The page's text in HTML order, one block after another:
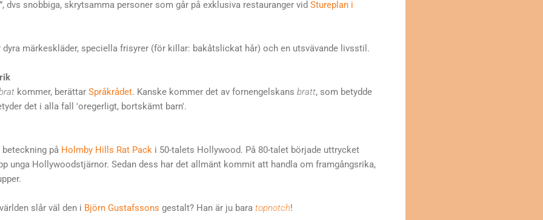
dvs snobbiga, skrytsamma personer som går på exklusiva restauranger vid Stureplan i
dyra märkeskläder, speciella frisyrer (för killar: bakåtslickat hår) och en utsvävande livsstil.
kommer, berättar Språkrådet. Kanske kommer det av fornengelskans bratt, som betydde
det i alla fall 'oregerligt, bortskämt barn'.
på Holmby Hills Rat Pack i 50-talets Hollywood. På 80-talet började uttrycket
unga Hollywoodstjärnor. Sedan dess har det allmänt kommit att handla om framgångsrika,
slår väl den i Björn Gustafssons gestalt? Han är ju bara topnotch!